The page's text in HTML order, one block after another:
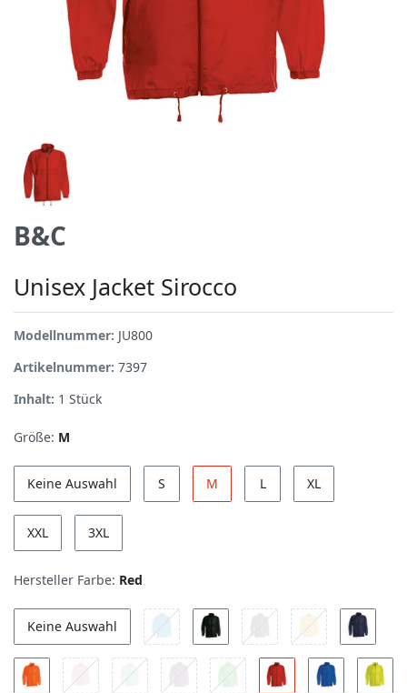
B&C
Unisex Jacket Sirocco
Modellnummer: JU800
Artikelnummer: 7397
Inhalt: 1 Stück
Größe: M
Keine Auswahl S M L XL
XXL 3XL
Hersteller Farbe: Red
Keine Auswahl